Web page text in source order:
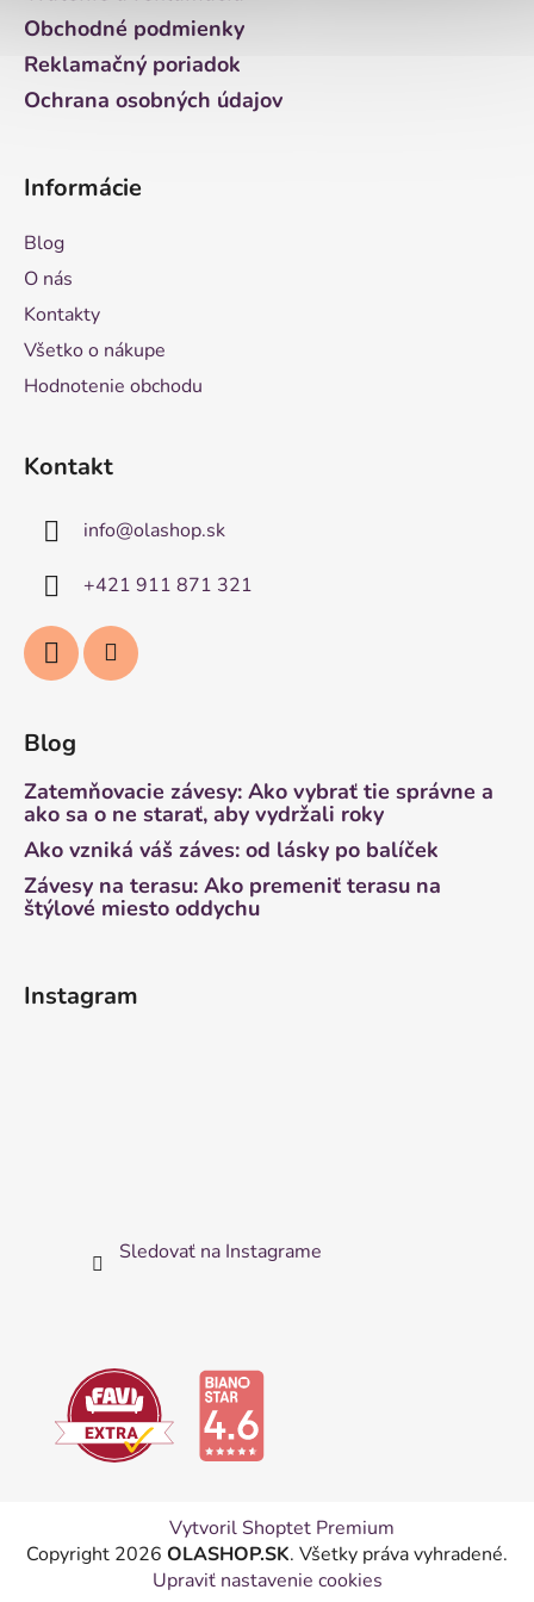
Obchodné podmienky
Reklamačný poriadok
Ochrana osobných údajov
Informácie
Blog
O nás
Kontakty
Všetko o nákupe
Hodnotenie obchodu
Kontakt
info@olashop.sk
+421 911 871 321
Blog
Zatemňovacie závesy: Ako vybrať tie správne a
ako sa o ne starať, aby vydržali roky
Ako vzniká váš záves: od lásky po balíček
Závesy na terasu: Ako premeniť terasu na
štýlové miesto oddychu
Instagram
Sledovať na Instagrame
Vytvoril Shoptet Premium
Copyright 2026 OLASHOP.SK. Všetky práva vyhradené.
Upraviť nastavenie cookies